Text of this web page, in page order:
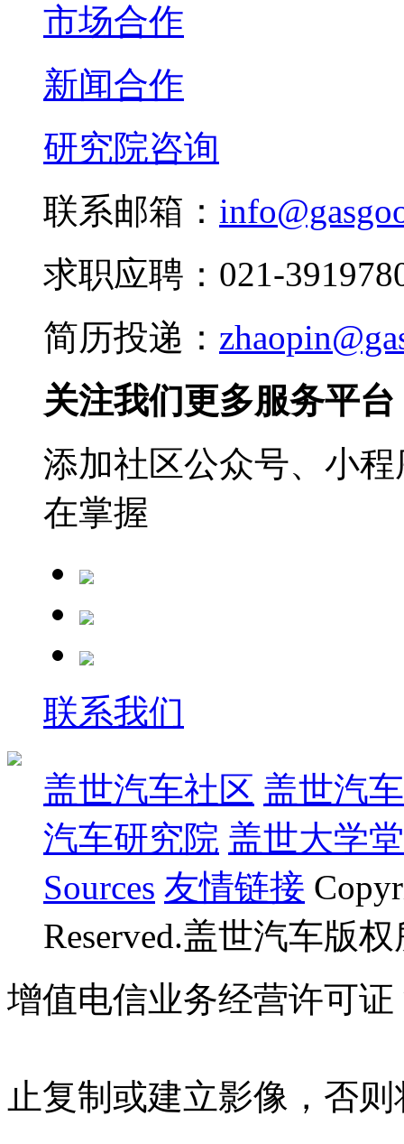
市场合作
新闻合作
研究院咨询
联系邮箱：
求职应聘：021-
简历投递：
关注我们更多服务平台
添加社区公众号、小
在掌握
联系我们
盖世汽车社区 盖世汽
汽车研究院 盖世大学堂
Sources 友情链接
Reserved.盖世汽车版
增值电信业务经营许可证
止复制或建立影像，否